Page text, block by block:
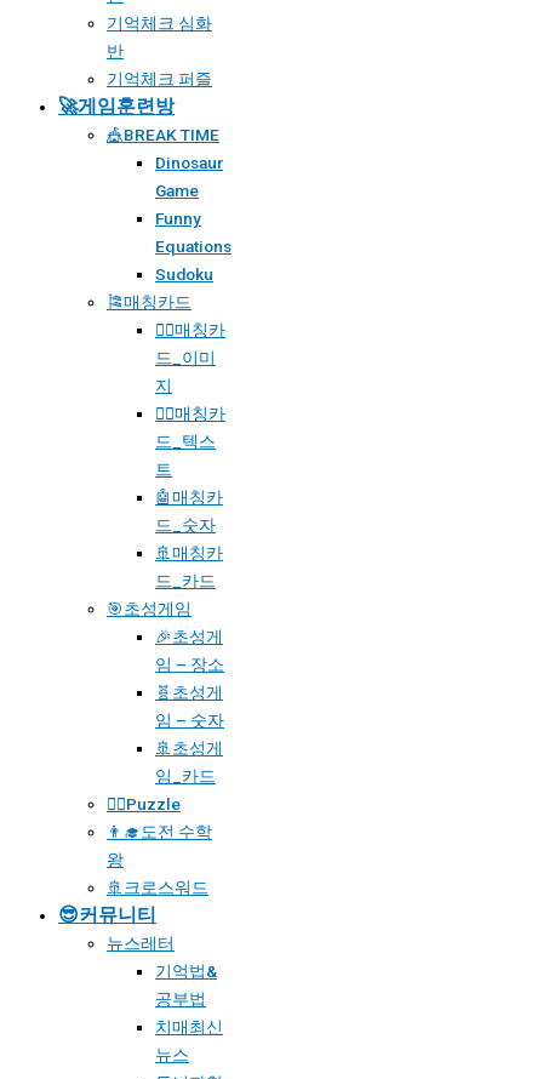
기억체크 심화
반
기억체크 퍼즐
🚀게임훈련방
🎪BREAK TIME
Dinosaur
Game
Funny
Equations
Sudoku
🎏매칭카드
🐱‍🚀매칭카
드_이미
지
🐱‍👓매칭카
드_텍스
트
🤖매칭카
드_숫자
🚢매칭카
드_카드
🎯초성게임
🎉초성게
임 – 장소
🧬초성게
임 – 숫자
🚢초성게
임_카드
🧗‍♀️Puzzle
👨‍🎓도전 수학
왕
🚢크로스워드
😎커뮤니티
뉴스레터
기억법&
공부법
치매최신
뉴스